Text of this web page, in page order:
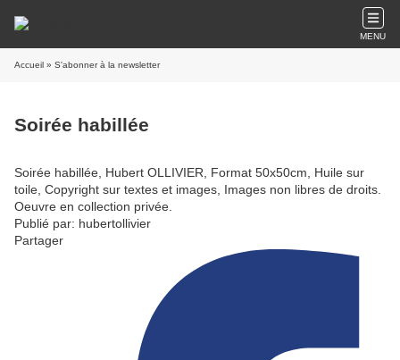
MENU
Accueil » S'abonner à la newsletter
Soirée habillée
Soirée habillée, Hubert OLLIVIER, Format 50x50cm, Huile sur
toile, Copyright sur textes et images, Images non libres de droits.
Oeuvre en collection privée.
Publié par: hubertollivier
Partager